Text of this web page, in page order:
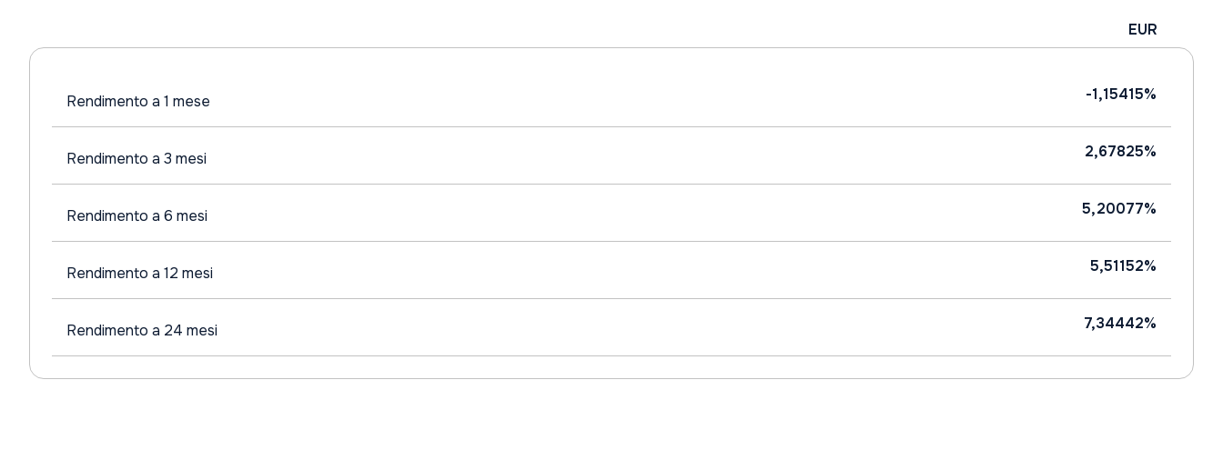
EUR
Rendimento a 1 mese -1,15415%
Rendimento a 3 mesi 2,67825%
Rendimento a 6 mesi 5,20077%
Rendimento a 12 mesi 5,51152%
Rendimento a 24 mesi 7,34442%